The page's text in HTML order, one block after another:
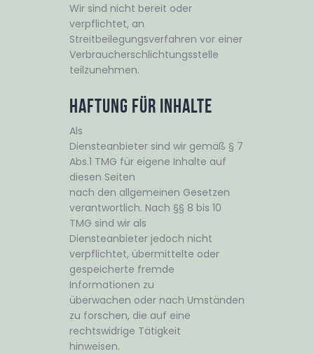
Wir sind nicht bereit oder
verpflichtet, an
Streitbeilegungsverfahren vor einer
Verbraucherschlichtungsstelle
teilzunehmen.
Haftung für Inhalte
Als
Diensteanbieter sind wir gemäß § 7
Abs.1 TMG für eigene Inhalte auf
diesen Seiten
nach den allgemeinen Gesetzen
verantwortlich. Nach §§ 8 bis 10
TMG sind wir als
Diensteanbieter jedoch nicht
verpflichtet, übermittelte oder
gespeicherte fremde
Informationen zu
überwachen oder nach Umständen
zu forschen, die auf eine
rechtswidrige Tätigkeit
hinweisen.